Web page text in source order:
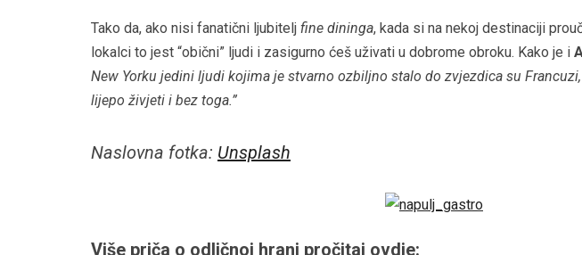
Tako da, ako nisi fanatični ljubitelj fine dininga, kada si na nekoj destinaciji
lokalci to jest “obični” ljudi i zasigurno ćeš uživati u dobrome obroku. Kako je i
New Yorku jedini ljudi kojima je stvarno ozbiljno stalo do zvjezdica su
lijepo živjeti i bez toga.”
Naslovna fotka: Unsplash
Više priča o odličnoj hrani pročitaj ovdje: